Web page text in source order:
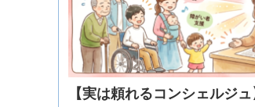
【実は頼れるコンシェルジ